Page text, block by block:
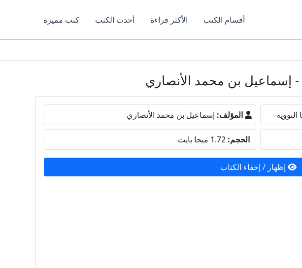
أقسام الكتب الأكثر قراءة أحدث الكتب كتب مميزة
المؤلف: إسماعيل بن محمد الأنصاري
الحجم:
إظهار / إخفاء الكتاب